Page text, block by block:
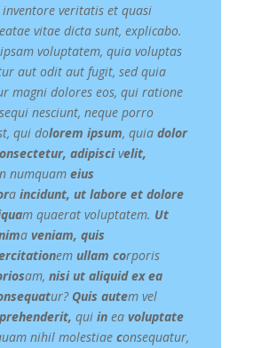
veritatis et quasi
vitae dicta sunt, explicabo.
voluptatem, quia voluptas
aut odit aut fugit, sed quia
magni dolores eos, qui ratione
nesciunt, neque porro
qui dolorem ipsum, quiadolor
adipiscivelit,
numquameius
aincidunt, ut labore et dolore
m quaerat voluptatem. Ut
aveniam, quis
emullam corporis
am,nisi ut aliquid ex ea
ur? Quis autem vel
quiin eavoluptate
nihil molestiaeconsequatur,